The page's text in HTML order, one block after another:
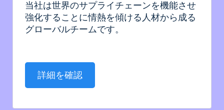
当社は世界のサプライチェーンを機能させ
強化することに情熱を傾ける人材から成る
グローバルチームです。
詳細を確認